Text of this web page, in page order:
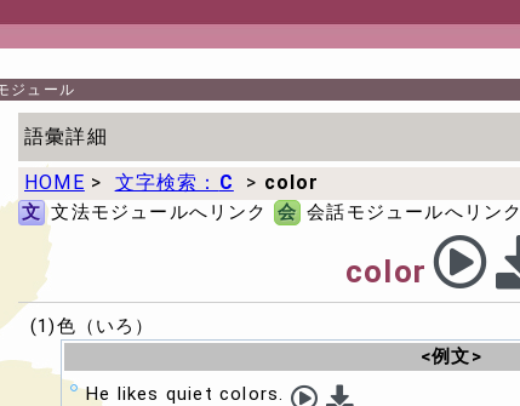
ジュール
語彙詳細
HOME > 文字検索： C > color
文 文法モジュールへリンク 会 会話モジュールへリンク
color
(1)色（いろ）
<例文>
He likes quiet colors.